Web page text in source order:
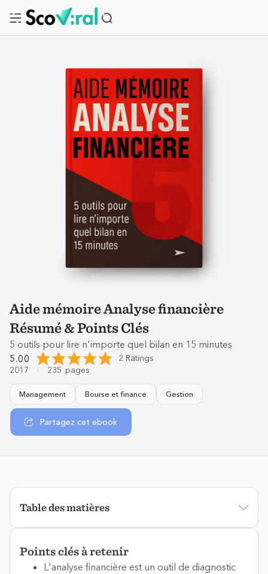
Aide mémoire Analyse financière
Résumé & Points Clés
5 outils pour lire n'importe quel bilan en 15 minutes
5.00
2 Ratings
2017
235 pages
Management Bourse et finance Gestion
Partagez cet ebook
Points clés à retenir
L'analyse financière est un outil de diagnostic
Table des matières